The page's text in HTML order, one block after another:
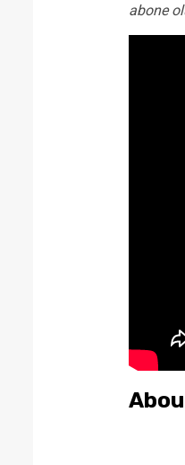
abone